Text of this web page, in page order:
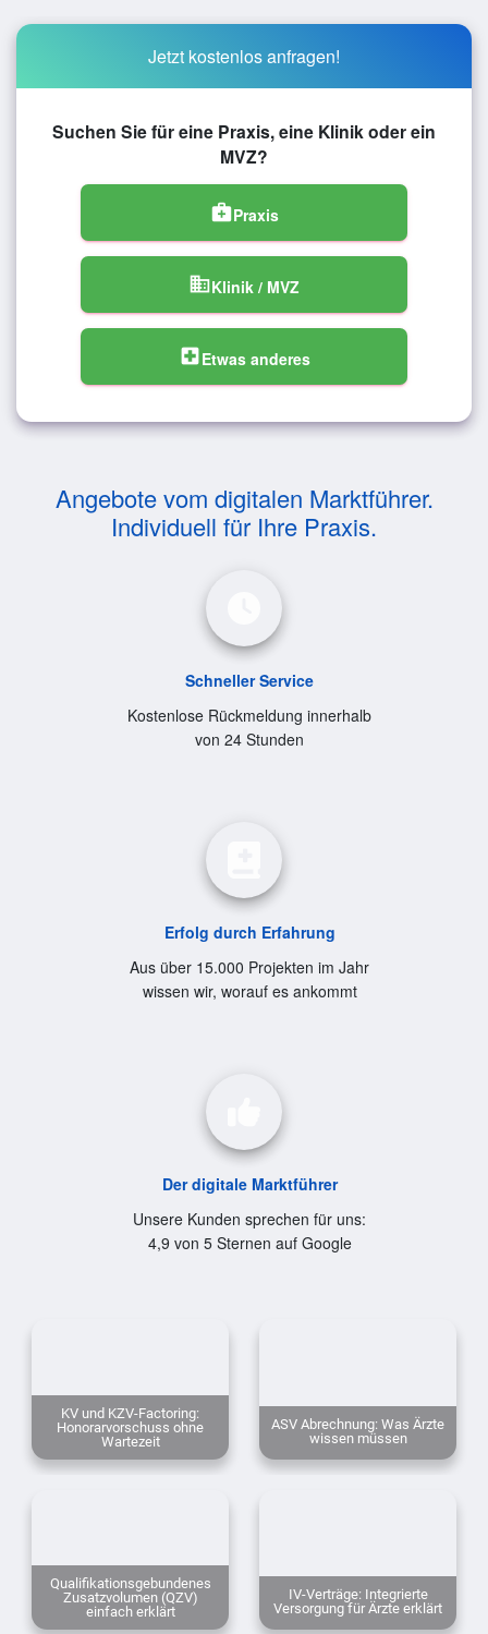
Jetzt kostenlos anfragen!
Suchen Sie für eine Praxis, eine Klinik oder ein
MVZ?
medical_servicesPraxis
domainKlinik / MVZ
local_hospitalEtwas anderes
Angebote vom digitalen Marktführer.
Individuell für Ihre Praxis.
Schneller Service
Kostenlose Rückmeldung innerhalb
von 24 Stunden
Erfolg durch Erfahrung
Aus über 15.000 Projekten im Jahr
wissen wir, worauf es ankommt
Der digitale Marktführer
Unsere Kunden sprechen für uns:
4,9 von 5 Sternen auf Google
KV und KZV-Factoring:
Honorarvorschuss ohne
Wartezeit
ASV Abrechnung: Was Ärzte
wissen müssen
Qualifikationsgebundenes
Zusatzvolumen (QZV)
einfach erklärt
IV-Verträge: Integrierte
Versorgung für Ärzte erklärt